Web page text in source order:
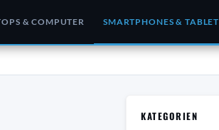
& COMPUTER SMARTPHONES &
KATEGORIEN